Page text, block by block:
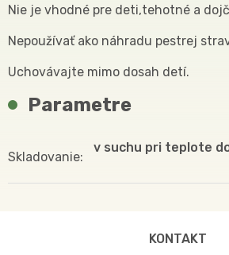
Nie je vhodné pre deti,tehotné a
Nepoužívať ako náhradu pestrej
Uchovávajte mimo dosah detí.
Parametre
Skladovanie
v suchu pri teplote
KONTAKT